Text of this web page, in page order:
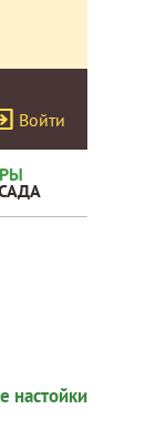
Войти
настойки